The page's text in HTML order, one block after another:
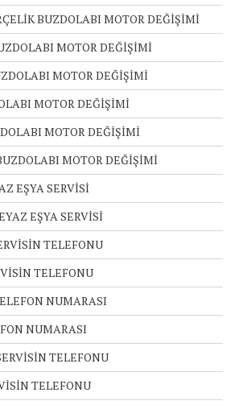
BUZDOLABI MOTOR DEĞİŞİMİ
MOTOR DEĞİŞİMİ
MOTOR DEĞİŞİMİ
MOTOR DEĞİŞİMİ
MOTOR DEĞİŞİMİ
MOTOR DEĞİŞİMİ
EŞYA SERVİSİ
EŞYA SERVİSİ
TELEFONU
TELEFONU
NUMARASI
NUMARASI
TELEFONU
TELEFONU